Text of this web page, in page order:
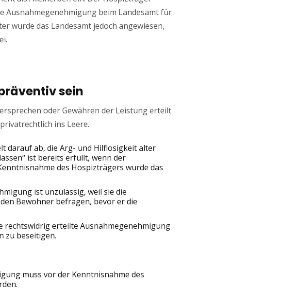
Ausnahmegenehmigung beim Landesamt für
wurde das Landesamt jedoch angewiesen,
sein
oder Gewähren der Leistung erteilt
ins Leere.
darauf ab, die Arg- und Hilflosigkeit alter
ist bereits erfüllt, wenn der
des Hospizträgers wurde das
ist unzulässig, weil sie die
Bewohner befragen, bevor er die
rechtswidrig erteilte Ausnahmegenehmigung
zu beseitigen.
muss vor der Kenntnisnahme des